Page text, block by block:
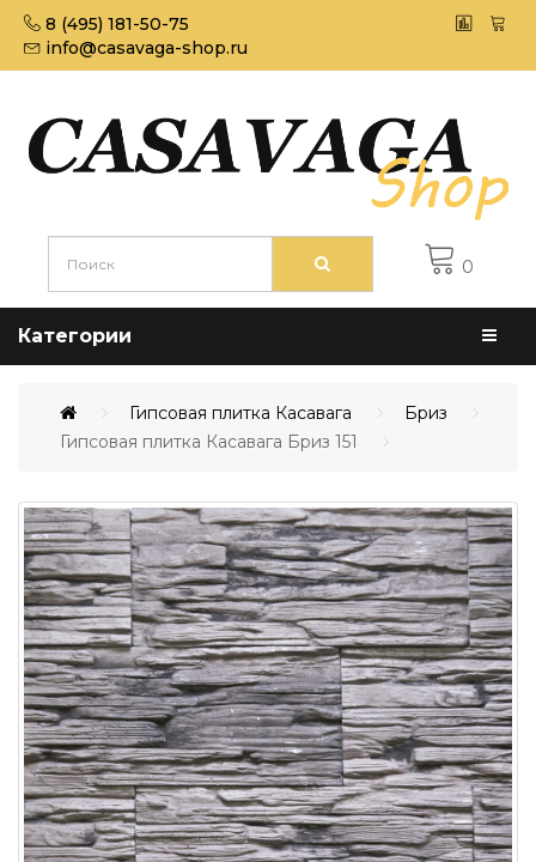
8 (495) 181-50-75
info@casavaga-shop.ru
0
Категории
Гипсовая плитка Касавага
Бриз
Гипсовая плитка Касавага Бриз 151